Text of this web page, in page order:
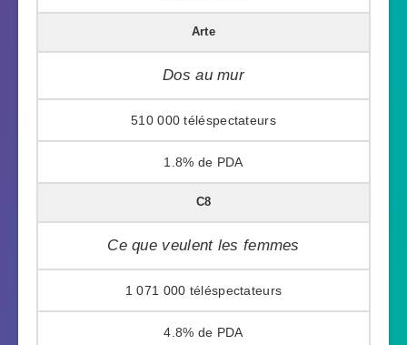
Arte
Dos au mur
510 000
1.8%
C8
Ce que veulent les femmes
1 071 000
4.8%